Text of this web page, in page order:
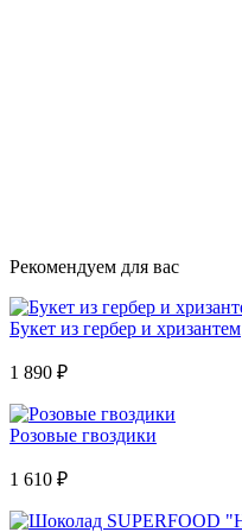
Рекомендуем для вас
Букет из гербер и хризантем
1 890 ₽
Розовые гвоздики
1 610 ₽